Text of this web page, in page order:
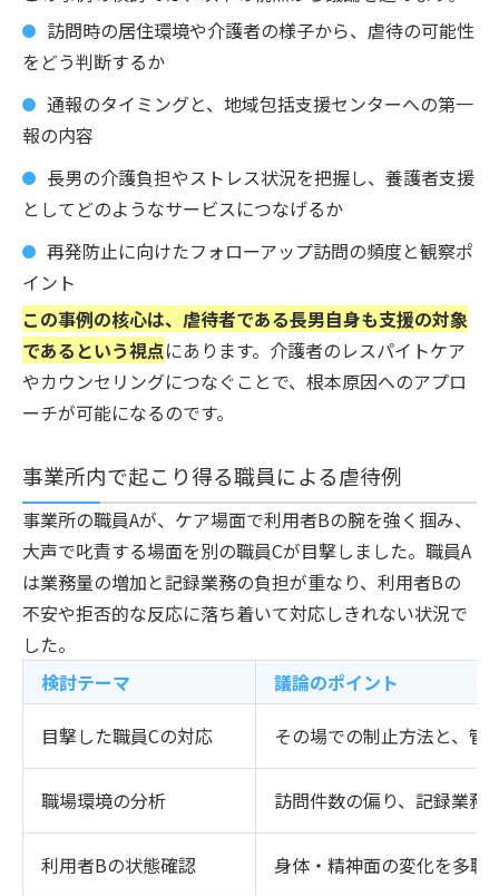
訪問時の居住環境や介護者の様子から、虐待の可能性
をどう判断するか
通報のタイミングと、地域包括支援センターへの第一
報の内容
長男の介護負担やストレス状況を把握し、養護者支援
としてどのようなサービスにつなげるか
再発防止に向けたフォローアップ訪問の頻度と観察ポ
イント
この事例の核心は、虐待者である長男自身も支援の対象
であるという視点にあります。介護者のレスパイトケア
やカウンセリングにつなぐことで、根本原因へのアプロ
ーチが可能になるのです。
事業所内で起こり得る職員による虐待例
事業所の職員Aが、ケア場面で利用者Bの腕を強く掴み、
大声で叱責する場面を別の職員Cが目撃しました。職員A
は業務量の増加と記録業務の負担が重なり、利用者Bの
不安や拒否的な反応に落ち着いて対応しきれない状況で
した。
検討テーマ
議論のポイント
目撃した職員Cの対応
その場での制止方法と、管
職場環境の分析 訪問件数の偏り、記録業務
利用者Bの状態確認 身体・精神面の変化を多職